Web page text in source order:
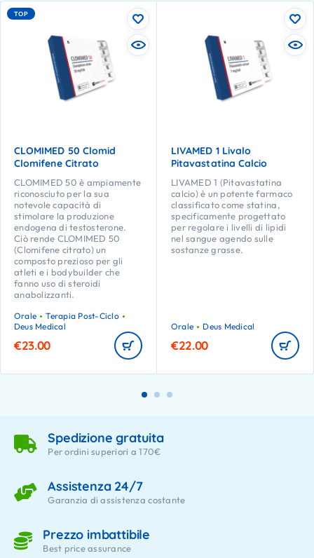
TOP
CLOMIMED 50 Clomid
Clomifene Citrato
CLOMIMED 50 è ampiamente
riconosciuto per la sua
notevole capacità di
stimolare la produzione
endogena di testosterone.
Ciò rende CLOMIMED 50
(Clomifene citrato) un
composto prezioso per gli
atleti e i bodybuilder che
fanno uso di steroidi
anabolizzanti.
Orale
Terapia Post-Ciclo
Deus Medical
€23.00
LIVAMED 1 Livalo
Pitavastatina Calcio
LIVAMED 1 (Pitavastatina
calcio) è un potente farmaco
classificato come statina,
specificamente progettato
per regolare i livelli di lipidi
nel sangue agendo sulle
sostanze grasse.
Orale Deus Medical
€22.00
Spedizione gratuita
Per ordini superiori a 170€
Assistenza 24/7
Garanzia di assistenza costante
Prezzo imbattibile
Best price assurance